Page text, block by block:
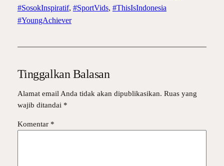
#SosokInspiratif, #SportVids, #ThisIsIndonesia
#YoungAchiever
Tinggalkan Balasan
Alamat email Anda tidak akan dipublikasikan. Ruas yang
wajib ditandai *
Komentar *